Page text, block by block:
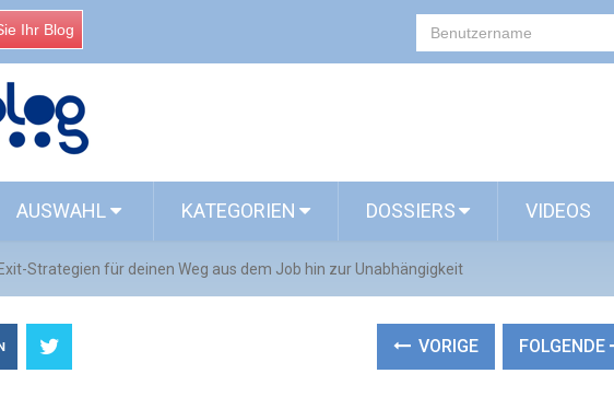
Ihr Blog
AUSWAHL KATEGORIEN DOSSIERS VIDEOS
Strategien für deinen Weg aus dem Job hin zur Unabhängigkeit
VORIGE FOLGENDE